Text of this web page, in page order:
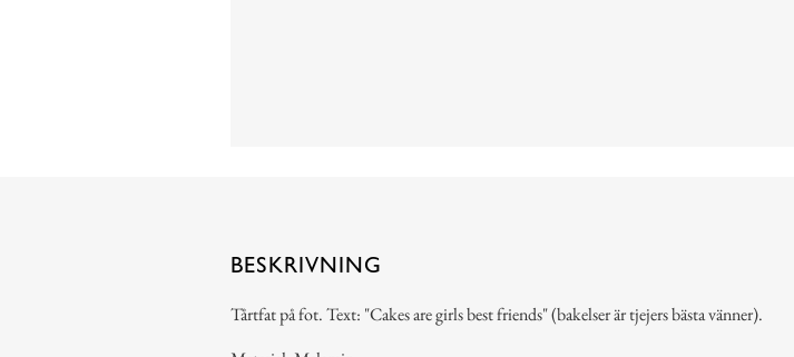
BESKRIVNING
Tårtfat på fot. Text: "Cakes are girls best friends" (bakelser är tjejers bästa vänner).